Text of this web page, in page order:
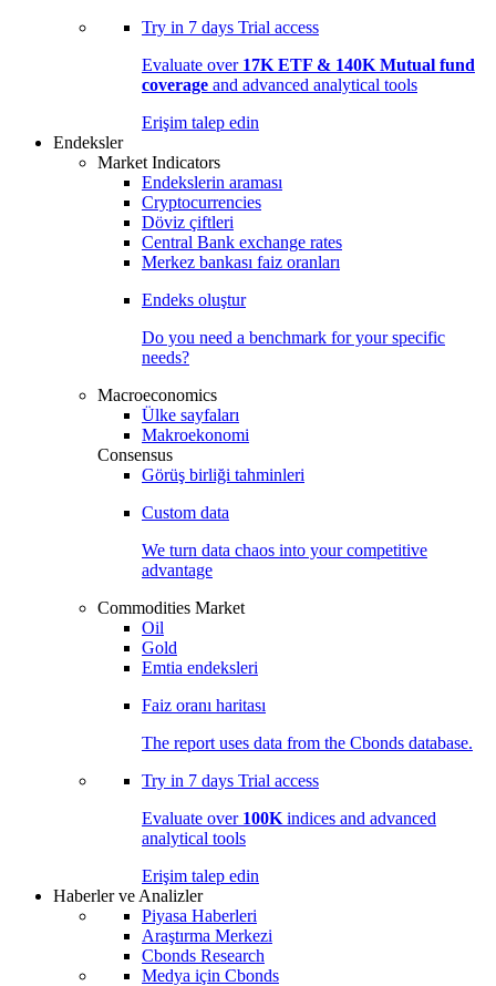
Try in 7 days Trial access
Evaluate over 17K ETF & 140K Mutual fund
coverage and advanced analytical tools
Erişim talep edin
Endeksler
Market Indicators
Endekslerin araması
Cryptocurrencies
Döviz çiftleri
Central Bank exchange rates
Merkez bankası faiz oranları
Endeks oluştur
Do you need a benchmark for your specific
needs?
Macroeconomics
Ülke sayfaları
Makroekonomi
Consensus
Görüş birliği tahminleri
Custom data
We turn data chaos into your competitive
advantage
Commodities Market
Oil
Gold
Emtia endeksleri
Faiz oranı haritası
The report uses data from the Cbonds database.
Try in 7 days Trial access
Evaluate over 100K indices and advanced
analytical tools
Erişim talep edin
Haberler ve Analizler
Piyasa Haberleri
Araştırma Merkezi
Cbonds Research
Medya için Cbonds